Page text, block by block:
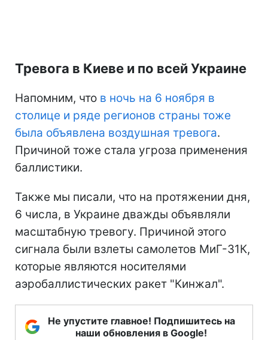
Тревога в Киеве и по всей Украине
Напомним, что в ночь на 6 ноября в
столице и ряде регионов страны тоже
была объявлена воздушная тревога.
Причиной тоже стала угроза применения
баллистики.
Также мы писали, что на протяжении дня,
6 числа, в Украине дважды объявляли
масштабную тревогу. Причиной этого
сигнала были взлеты самолетов МиГ-31К,
которые являются носителями
аэробаллистических ракет "Кинжал".
Не упустите главное! Подпишитесь на
наши обновления в Google!